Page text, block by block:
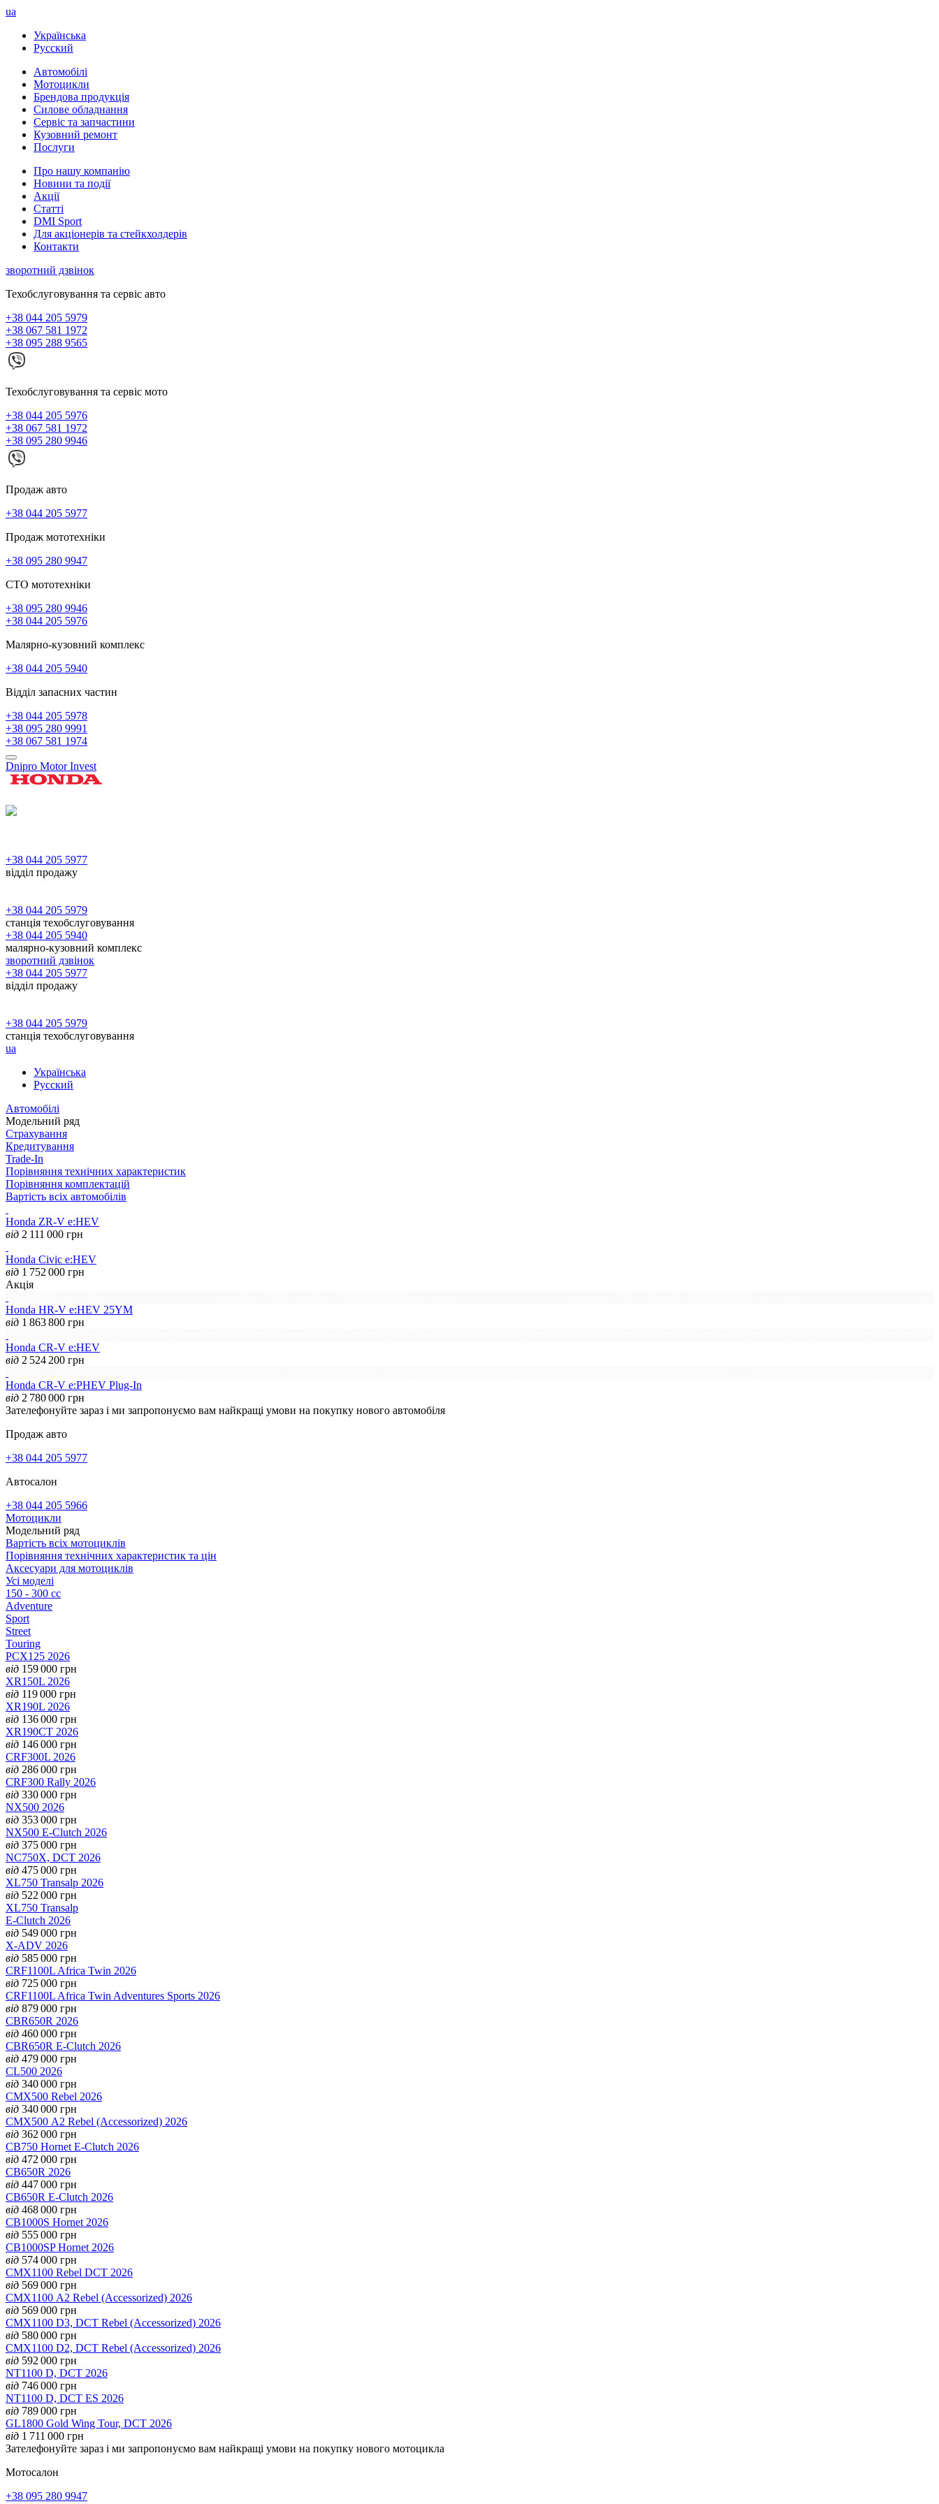
ua
Українська
Русский
Автомобілі
Мотоцикли
Брендова продукція
Силове обладнання
Сервіс та запчастини
Кузовний ремонт
Послуги
Про нашу компанію
Новини та події
Акції
Статті
DMI Sport
Для акціонерів та стейкхолдерів
Контакти
зворотний дзвінок
Техобслуговування та сервіс авто
+38 044 205 5979
+38 067 581 1972
+38 095 288 9565
Техобслуговування та сервіс мото
+38 044 205 5976
+38 067 581 1972
+38 095 280 9946
Продаж авто
+38 044 205 5977
Продаж мототехніки
+38 095 280 9947
СТО мототехніки
+38 095 280 9946
+38 044 205 5976
Малярно-кузовний комплекс
+38 044 205 5940
Відділ запасних частин
+38 044 205 5978
+38 095 280 9991
+38 067 581 1974
Dnipro Motor Invest
+38 044 205 5977
відділ продажу
+38 044 205 5979
станція техобслуговування
+38 044 205 5940
малярно-кузовний комплекс
зворотний дзвінок
+38 044 205 5977
відділ продажу
+38 044 205 5979
станція техобслуговування
ua
Українська
Русский
Автомобілі
Модельний ряд
Страхування
Кредитування
Trade-In
Порівняння технічних характеристик
Порівняння комплектацій
Вартість всіх автомобілів
Honda ZR-V e:HEV
від 2 111 000 грн
Honda Civic e:HEV
від 1 752 000 грн
Акція
Honda HR-V e:HEV 25YM
від 1 863 800 грн
Honda CR-V e:HEV
від 2 524 200 грн
Honda CR-V e:PHEV Plug-In
від 2 780 000 грн
Зателефонуйте зараз і ми запропонуємо вам найкращі умови на покупку нового автомобіля
Продаж авто
+38 044 205 5977
Автосалон
+38 044 205 5966
Мотоцикли
Модельний ряд
Вартість всіх мотоциклів
Порівняння технічних характеристик та цін
Аксесуари для мотоциклів
Усі моделі
150 - 300 cc
Adventure
Sport
Street
Touring
PCX125 2026
від 159 000 грн
XR150L 2026
від 119 000 грн
XR190L 2026
від 136 000 грн
XR190CT 2026
від 146 000 грн
CRF300L 2026
від 286 000 грн
CRF300 Rally 2026
від 330 000 грн
NX500 2026
від 353 000 грн
NX500 E-Clutch 2026
від 375 000 грн
NC750X, DCT 2026
від 475 000 грн
XL750 Transalp 2026
від 522 000 грн
XL750 Transalp
E-Clutch 2026
від 549 000 грн
X-ADV 2026
від 585 000 грн
CRF1100L Africa Twin 2026
від 725 000 грн
CRF1100L Africa Twin Adventures Sports 2026
від 879 000 грн
CBR650R 2026
від 460 000 грн
CBR650R E-Clutch 2026
від 479 000 грн
CL500 2026
від 340 000 грн
CMX500 Rebel 2026
від 340 000 грн
CMX500 А2 Rebel (Accessorized) 2026
від 362 000 грн
CB750 Hornet E-Clutch 2026
від 472 000 грн
CB650R 2026
від 447 000 грн
CB650R E-Clutch 2026
від 468 000 грн
CB1000S Hornet 2026
від 555 000 грн
CB1000SP Hornet 2026
від 574 000 грн
CMX1100 Rebel DCT 2026
від 569 000 грн
CMX1100 А2 Rebel (Accessorized) 2026
від 569 000 грн
CMX1100 D3, DCT Rebel (Accessorized) 2026
від 580 000 грн
CMX1100 D2, DCT Rebel (Accessorized) 2026
від 592 000 грн
NT1100 D, DCT 2026
від 746 000 грн
NT1100 D, DCT ES 2026
від 789 000 грн
GL1800 Gold Wing Tour, DCT 2026
від 1 711 000 грн
Зателефонуйте зараз і ми запропонуємо вам найкращі умови на покупку нового мотоцикла
Мотосалон
+38 095 280 9947